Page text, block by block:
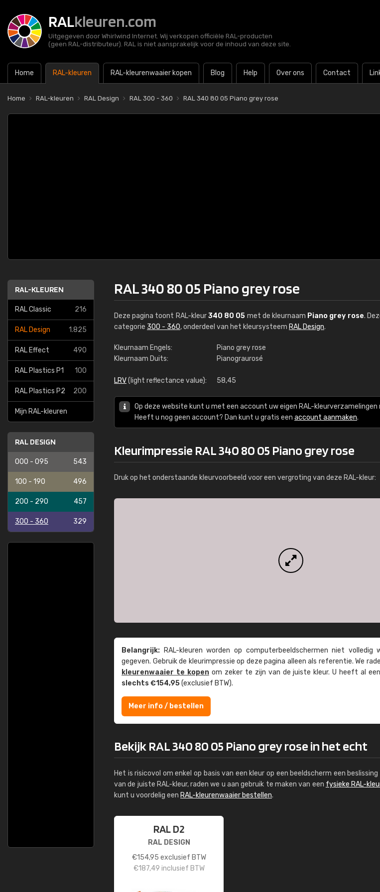
RALkleuren.com
Uitgegeven door Whirlwind Internet. Wij verkopen officiële RAL-producten
(geen RAL-distributeur). RAL is niet aansprakelijk voor de inhoud van deze site.
Home RAL-kleuren RAL-kleurenwaaier kopen Blog Help Over ons Contact
Home RAL-kleuren RAL Design RAL 300 - 360 RAL 340 80 05 Piano grey rose
RAL-KLEUREN
RAL Classic 216
RAL Design 1.825
RAL Effect 490
RAL Plastics P1 100
RAL Plastics P2 200
Mijn RAL-kleuren
RAL DESIGN
000 - 095 543
100 - 190 496
200 - 290 457
300 - 360 329
RAL 340 80 05 Piano grey rose
Deze pagina toont RAL-kleur340 80 05 met de kleurnaam Piano grey rose.
categorie 300 - 360, onderdeel van het kleursysteem RAL Design.
Kleurnaam Engels:
Piano grey rose
Kleurnaam Duits:
Pianograurosé
LRV(light reflectance value): 58,45
Op deze website kunt u met een account uw eigen RAL-kleurverzamelingen
Heeft u nog geen account? Dan kunt u gratis een account aanmaken.
Kleurimpressie RAL 340 80 05 Piano grey rose
Druk op het onderstaande kleurvoorbeeld voor een vergroting van deze RAL-kleur:
Belangrijk: RAL-kleuren worden op computer­beeld­schermen niet volledig
gegeven. Gebruik de kleur­impressie op deze pagina alleen als referentie. We
kleuren­waaier te kopenom zeker te zijn van de juiste kleur. U heeft al
slechts €154,95(exclusief BTW).
Meer info / bestellen
Bekijk RAL 340 80 05 Piano grey rose in het echt
Het is risicovol om enkel op basis van een kleur op een beeldscherm een
van de juiste RAL-kleur, raden we u aan gebruik te maken van een fysieke RAL-
kunt u voordelig een RAL-kleurenwaaier bestellen.
RAL D2
RAL DESIGN
€154,95 exclusief BTW
€187,49 inclusief BTW
RAL
Kambier